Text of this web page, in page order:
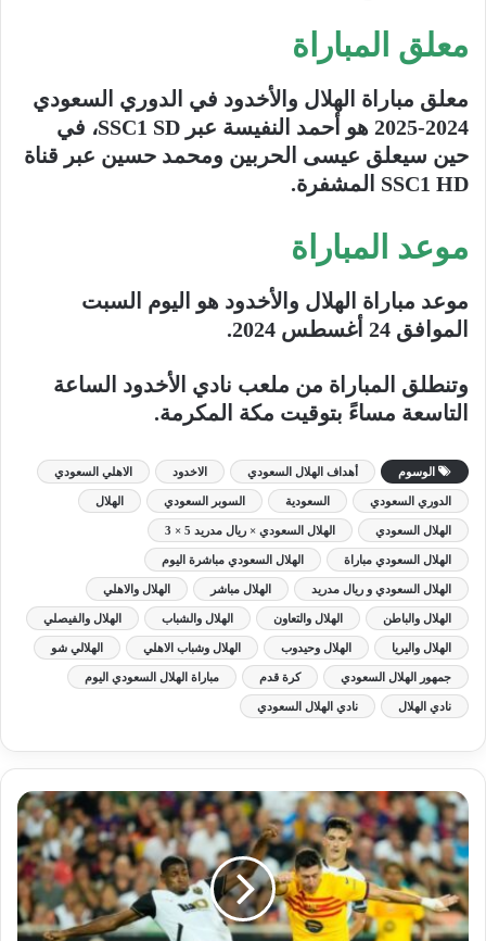
معلق المباراة
معلق مباراة الهلال والأخدود في الدوري السعودي
2024-2025 هو أحمد النفيسة عبر SSC1 SD، في
حين سيعلق عيسى الحربين ومحمد حسين عبر قناة
SSC1 HD المشفرة.
موعد المباراة
موعد مباراة الهلال والأخدود هو اليوم السبت
الموافق 24 أغسطس 2024.
وتنطلق المباراة من ملعب نادي الأخدود الساعة
التاسعة مساءً بتوقيت مكة المكرمة.
الوسوم أهداف الهلال السعودي الاخدود الاهلي السعودي
الدوري السعودي السعودية السوبر السعودي الهلال
الهلال السعودي الهلال السعودي × ريال مدريد 5 × 3
الهلال السعودي مباراة الهلال السعودي مباشرة اليوم
الهلال السعودي و ريال مدريد الهلال مباشر الهلال والاهلي
الهلال والباطن الهلال والتعاون الهلال والشباب الهلال والفيصلي
الهلال واليريا الهلال وحيدوب الهلال وشباب الاهلي الهلالي شو
جمهور الهلال السعودي كرة قدم مباراة الهلال السعودي اليوم
نادي الهلال نادي الهلال السعودي